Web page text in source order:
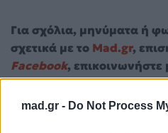
mad.gr - Do Not Process
Για σχόλια, μηνύματα ή
σχετικά με το Mad.gr,
Facebook, επικοινωνήστε
ακολουθήστε μας στο